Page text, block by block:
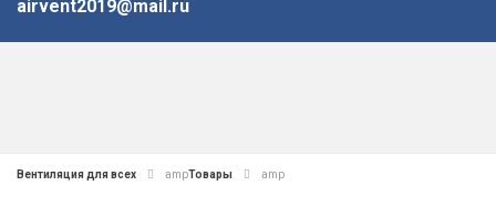
airvent2019@mail.ru
Вентиляция для всех ampТовары amp